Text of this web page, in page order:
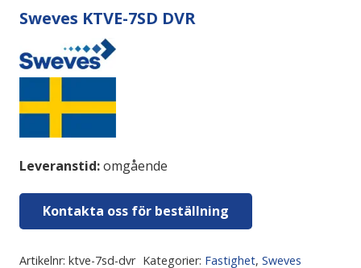
Sweves KTVE-7SD DVR
Leveranstid:omgående
Kontakta oss för beställning
Artikelnr: ktve-7sd-dvr Kategorier: Fastighet, Sweves